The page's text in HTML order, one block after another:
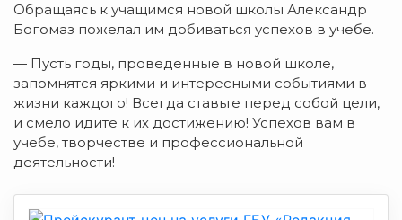
Обращаясь к учащимся новой школы Александр
Богомаз пожелал им добиваться успехов в учебе.
— Пусть годы, проведенные в новой школе,
запомнятся яркими и интересными событиями в
жизни каждого! Всегда ставьте перед собой цели,
и смело идите к их достижению! Успехов вам в
учебе, творчестве и профессиональной
деятельности!